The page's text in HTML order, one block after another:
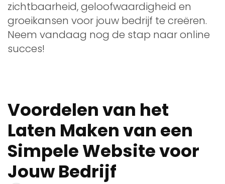
zichtbaarheid, geloofwaardigheid en
groeikansen voor jouw bedrijf te creëren.
Neem vandaag nog de stap naar online
succes!
Voordelen van het
Laten Maken van een
Simpele Website voor
Jouw Bedrijf